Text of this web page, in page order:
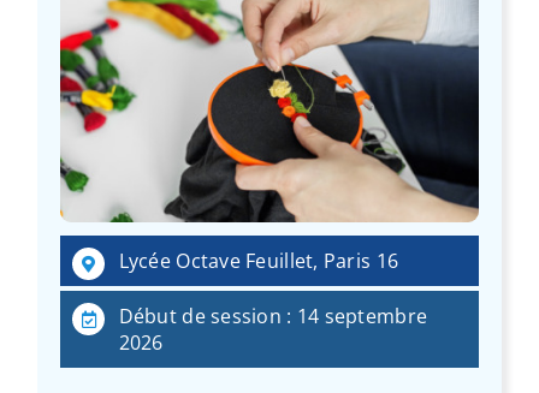
Lycée Octave Feuillet, Paris 16
Début de session : 14 septembre
2026